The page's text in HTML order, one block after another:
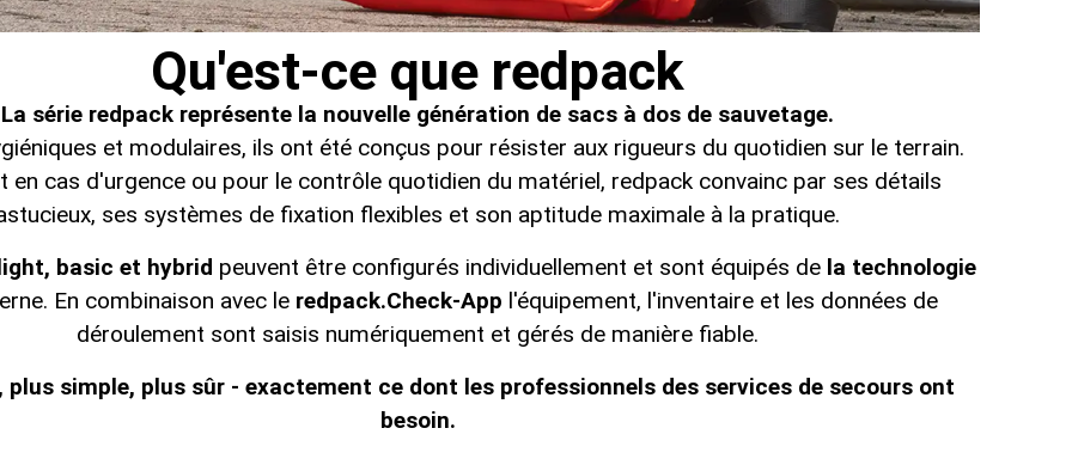
Qu'est-ce que redpack
La série redpack représente la nouvelle génération de sacs à dos de sauvetage.
et modulaires, ils ont été conçus pour résister aux rigueurs du quotidien sur le terrain.
en cas d'urgence ou pour le contrôle quotidien du matériel, redpack convainc par ses détails
ses systèmes de fixation flexibles et son aptitude maximale à la pratique.
basic et hybrid peuvent être configurés individuellement et sont équipés de la technologie
En combinaison avec le redpack.Check-App l'équipement, l'inventaire et les données de
déroulement sont saisis numériquement et gérés de manière fiable.
plus simple, plus sûr - exactement ce dont les professionnels des services de secours ont
besoin.